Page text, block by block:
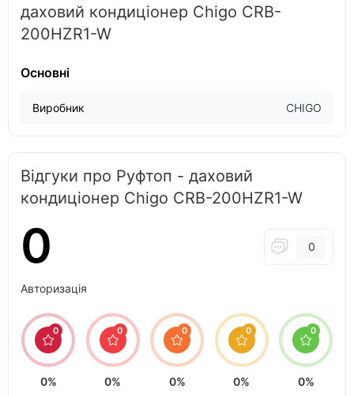
даховий кондиціонер Chigo CRB-
200HZR1-W
Основні
Виробник CHIGO
Відгуки про Руфтоп - даховий
кондиціонер Chigo CRB-200HZR1-W
0 0
Авторизація
0
0%
0
0%
0
0%
0
0%
0
0%